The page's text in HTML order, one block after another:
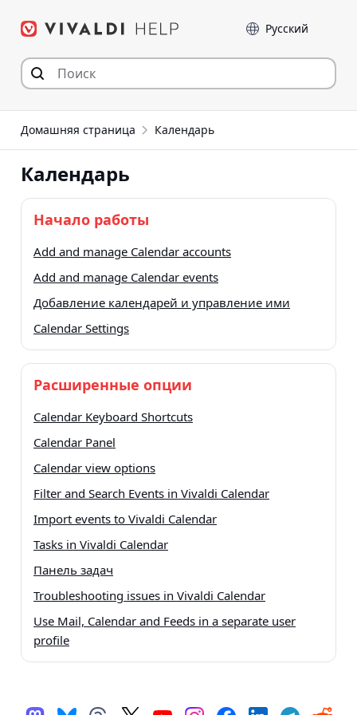
Language
Домашняя страница Календарь
Календарь
Начало работы
Add and manage Calendar accounts
Add and manage Calendar events
Добавление календарей и управление ими
Calendar Settings
Расширенные опции
Calendar Keyboard Shortcuts
Calendar Panel
Calendar view options
Filter and Search Events in Vivaldi Calendar
Import events to Vivaldi Calendar
Tasks in Vivaldi Calendar
Панель задач
Troubleshooting issues in Vivaldi Calendar
Use Mail, Calendar and Feeds in a separate user
profile